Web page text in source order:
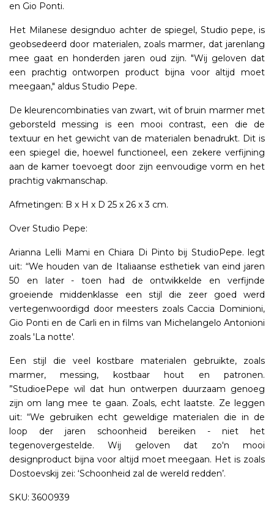
en Gio Ponti.
Het Milanese designduo achter de spiegel, Studio pepe, is
geobsedeerd door materialen, zoals marmer, dat jarenlang
mee gaat en honderden jaren oud zijn. "Wij geloven dat
een prachtig ontworpen product bijna voor altijd moet
meegaan," aldus Studio Pepe.
De kleurencombinaties van zwart, wit of bruin marmer met
geborsteld messing is een mooi contrast, een die de
textuur en het gewicht van de materialen benadrukt. Dit is
een spiegel die, hoewel functioneel, een zekere verfijning
aan de kamer toevoegt door zijn eenvoudige vorm en het
prachtig vakmanschap.
Afmetingen: B x H x D 25 x 26 x 3 cm.
Over Studio Pepe:
Arianna Lelli Mami en Chiara Di Pinto bij StudioPepe. legt
uit: “We houden van de Italiaanse esthetiek van eind jaren
50 en later - toen had de ontwikkelde en verfijnde
groeiende middenklasse een stijl die zeer goed werd
vertegenwoordigd door meesters zoals Caccia Dominioni,
Gio Ponti en de Carli en in films van Michelangelo Antonioni
zoals 'La notte'.
Een stijl die veel kostbare materialen gebruikte, zoals
marmer, messing, kostbaar hout en patronen.
”StudioePepe wil dat hun ontwerpen duurzaam genoeg
zijn om lang mee te gaan. Zoals, echt laatste. Ze leggen
uit: “We gebruiken echt geweldige materialen die in de
loop der jaren schoonheid bereiken - niet het
tegenovergestelde. Wij geloven dat zo'n mooi
designproduct bijna voor altijd moet meegaan. Het is zoals
Dostoevskij zei: ‘Schoonheid zal de wereld redden’.
SKU: 3600939